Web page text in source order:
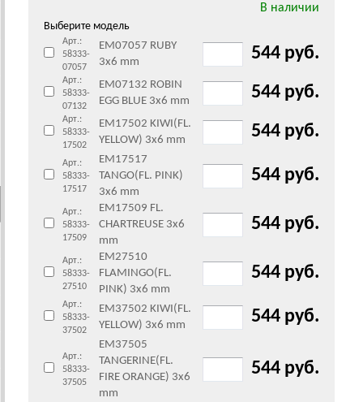
В наличии
Выберите модель
Арт.:
58333-
07057
EM07057 RUBY
3x6 mm
544 руб.
Арт.:
58333-
07132
EM07132 ROBIN
EGG BLUE 3x6 mm
544 руб.
Арт.:
58333-
17502
EM17502 KIWI(FL.
YELLOW) 3x6 mm
544 руб.
Арт.:
58333-
17517
EM17517
TANGO(FL. PINK)
3x6 mm
544 руб.
Арт.:
58333-
17509
EM17509 FL.
CHARTREUSE 3x6
mm
544 руб.
Арт.:
58333-
27510
EM27510
FLAMINGO(FL.
PINK) 3x6 mm
544 руб.
Арт.:
58333-
37502
EM37502 KIWI(FL.
YELLOW) 3x6 mm
544 руб.
Арт.:
58333-
37505
EM37505
TANGERINE(FL.
FIRE ORANGE) 3x6
mm
544 руб.